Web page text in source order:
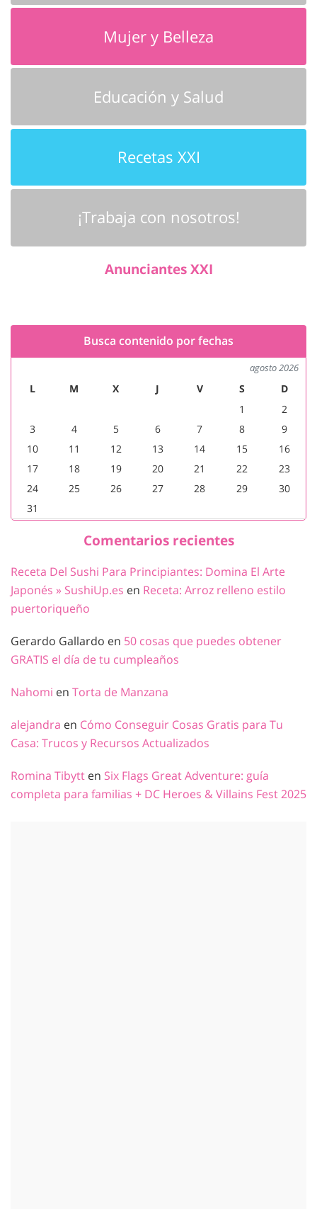
Mujer y Belleza
Educación y Salud
Recetas XXI
¡Trabaja con nosotros!
Anunciantes XXI
Busca contenido por fechas
agosto 2026
L M X J V S
D
1
2
3
4 5 6 7 8
9
10
11 12 13 14 15
16
17
18 19 20 21 22
23
24
25 26 27 28 29
30
31
Comentarios recientes
Receta Del Sushi Para Principiantes: Domina El Arte
Japonés » SushiUp.es en Receta: Arroz relleno estilo
puertoriqueño
Gerardo Gallardo en 50 cosas que puedes obtener
GRATIS el día de tu cumpleaños
Nahomi en Torta de Manzana
alejandra en Cómo Conseguir Cosas Gratis para Tu
Casa: Trucos y Recursos Actualizados
Romina Tibytt en Six Flags Great Adventure: guía
completa para familias + DC Heroes & Villains Fest 2025